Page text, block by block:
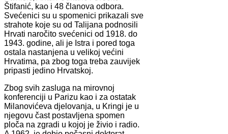
Štifanić, kao i 48 članova odbora.
Svećenici su u spomenici prikazali sve
strahote koje su od Talijana podnosili
Hrvati naročito svećenici od 1918. do
1943. godine, ali je Istra i pored toga
ostala nastanjena u velikoj većini
Hrvatima, pa zbog toga treba zauvijek
pripasti jedino Hrvatskoj.
Zbog svih zasluga na mirovnoj
konferenciji u Parizu kao i za ostatak
Milanovićeva djelovanja, u Kringi je u
njegovu čast postavljena spomen
ploča na zgradi u kojoj je živio i radio.